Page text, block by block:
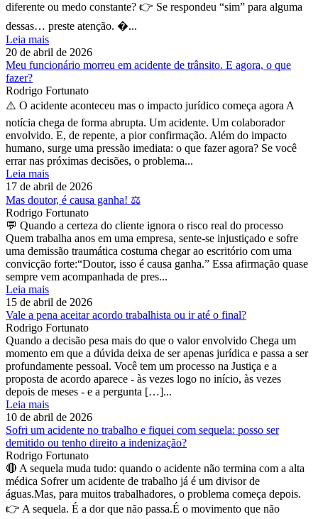
diferente ou medo constante? 👉 Se respondeu “sim” para alguma
dessas… preste atenção. �...
Leia mais
20 de abril de 2026
Meu funcionário morreu em acidente de trânsito. E agora, o que
fazer?
Rodrigo Fortunato
⚠️ O acidente aconteceu mas o impacto jurídico começa agora A
notícia chega de forma abrupta. Um acidente. Um colaborador
envolvido. E, de repente, a pior confirmação. Além do impacto
humano, surge uma pressão imediata: o que fazer agora? Se você
errar nas próximas decisões, o problema...
Leia mais
17 de abril de 2026
Mas doutor, é causa ganha! ⚖️
Rodrigo Fortunato
💬 Quando a certeza do cliente ignora o risco real do processo
Quem trabalha anos em uma empresa, sente-se injustiçado e sofre
uma demissão traumática costuma chegar ao escritório com uma
convicção forte:“Doutor, isso é causa ganha.” Essa afirmação quase
sempre vem acompanhada de pres...
Leia mais
15 de abril de 2026
Vale a pena aceitar acordo trabalhista ou ir até o final?
Rodrigo Fortunato
Quando a decisão pesa mais do que o valor envolvido Chega um
momento em que a dúvida deixa de ser apenas jurídica e passa a ser
profundamente pessoal. Você tem um processo na Justiça e a
proposta de acordo aparece - às vezes logo no início, às vezes
depois de meses - e a pergunta […]...
Leia mais
10 de abril de 2026
Sofri um acidente no trabalho e fiquei com sequela: posso ser
demitido ou tenho direito a indenização?
Rodrigo Fortunato
🔴 A sequela muda tudo: quando o acidente não termina com a alta
médica Sofrer um acidente de trabalho já é um divisor de
águas.Mas, para muitos trabalhadores, o problema começa depois.
👉 A sequela. É a dor que não passa.É o movimento que não